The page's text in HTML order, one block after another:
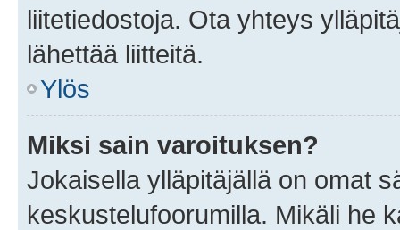
liitetiedostoja. Ota yhteys
lähettää liitteitä.
Ylös
Miksi sain varoituksen?
Jokaisella ylläpitäjällä on omat
keskustelufoorumilla. Mikäli he